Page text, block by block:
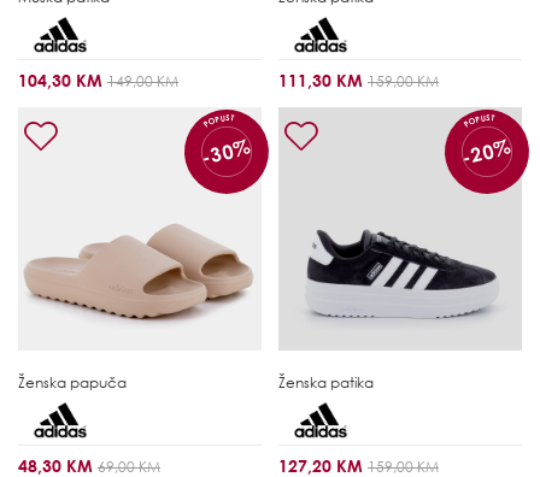
104,30 KM 149,00 KM 111,30 KM 159,00 KM
POPUST
-30%
Ženska papuča
48,30 KM 69,00 KM
POPUST
-20%
Ženska patika
127,20 KM 159,00 KM